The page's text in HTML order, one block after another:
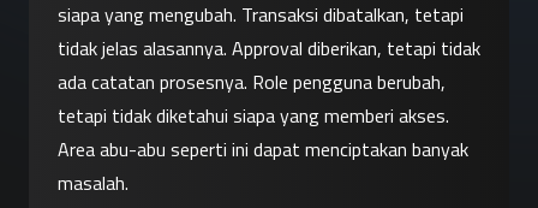
siapa yang mengubah. Transaksi dibatalkan, tetapi
tidak jelas alasannya. Approval diberikan, tetapi tidak
ada catatan prosesnya. Role pengguna berubah,
tetapi tidak diketahui siapa yang memberi akses.
Area abu-abu seperti ini dapat menciptakan banyak
masalah.